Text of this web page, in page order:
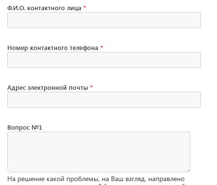
Ф.И.О. контактного лица *
Номер контактного телефона *
Адрес электронной почты *
Вопрос №1
На решение какой проблемы, на Ваш взгляд, направлено